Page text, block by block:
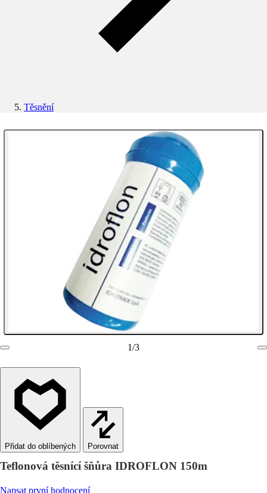
Těsnění
1/3
Porovnat
Teflonová těsnící šňůra IDROFLON 150m
Napsat první hodnocení